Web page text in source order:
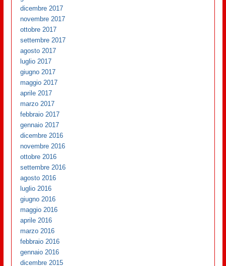
dicembre 2017
novembre 2017
ottobre 2017
settembre 2017
agosto 2017
luglio 2017
giugno 2017
maggio 2017
aprile 2017
marzo 2017
febbraio 2017
gennaio 2017
dicembre 2016
novembre 2016
ottobre 2016
settembre 2016
agosto 2016
luglio 2016
giugno 2016
maggio 2016
aprile 2016
marzo 2016
febbraio 2016
gennaio 2016
dicembre 2015